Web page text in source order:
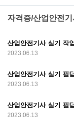
자격증/산업안전
산업안전기사 실기 작
2023.06.13
산업안전기사 실기 필
2023.06.13
산업안전기사 실기 필
2023.06.13